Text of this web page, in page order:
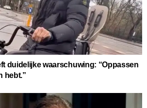
duidelijke waarschuwing: “Oppassen
hebt.”